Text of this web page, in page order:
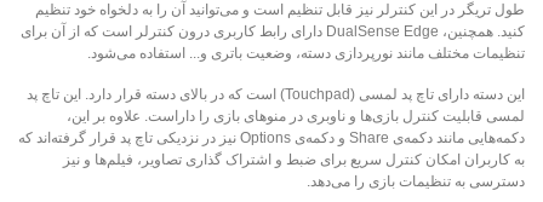
طول تریگر در این کنترلر نیز قابل تنظیم است و می‌توانید آن را به دلخواه خود تنظیم
کنید. همچنین، DualSense Edge دارای رابط کاربری درون کنترلر است که از آن برای
تنظیمات مختلف مانند نورپردازی دسته، وضعیت باتری و... استفاده می‌شود.
این دسته دارای تاچ پد لمسی (Touchpad) است که در بالای دسته قرار دارد. این تاچ پد
لمسی قابلیت کنترل بازی‌ها و ناوبری در منوهای بازی را داراست. علاوه بر این،
دکمه‌هایی مانند دکمه‌ی Share و دکمه‌ی Options نیز در نزدیکی تاچ پد قرار گرفته‌اند که
به کاربران امکان کنترل سریع برای ضبط و اشتراک گذاری تصاویر، فیلم‌ها و نیز
دسترسی به تنظیمات بازی را می‌دهد.